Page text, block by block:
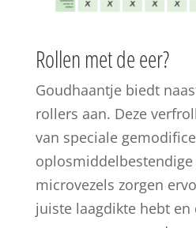
Rollen met de eer?
Goudhaantje biedt
rollers aan. Deze
van speciale
microvezels zorgen
juiste laagdikte hebt en